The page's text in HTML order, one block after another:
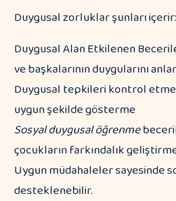
Duygusal zorluklar şunları içerir:
Duygusal Alan Etkilenen
ve başkalarının duygularını
Duygusal tepkileri kontrol etme
uygun şekilde gösterme
Sosyal duygusal öğrenme
çocukların farkındalık
Uygun müdahaleler sayesinde
desteklenebilir.